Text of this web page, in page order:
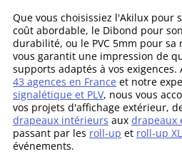
Que vous choisissiez l'Akilux pour
coût abordable, le Dibond pour
durabilité, ou le PVC 5mm pour sa
vous garantit une impression de
supports adaptés à vos exigences.
43 agences en France et notre
signalétique et PLV, nous vous
vos projets d'affichage extérieur,
drapeaux intérieurs aux drapeaux
passant par les roll-up et roll-up XL
événements.